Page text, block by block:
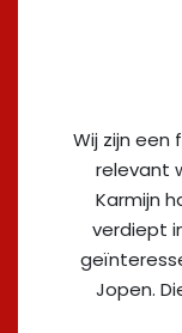
Wij zijn een
relevant
Karmijn
verdiept
Jopen.